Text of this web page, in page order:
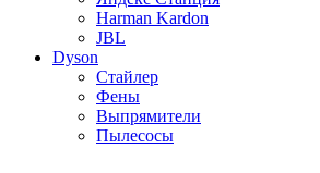
Harman Kardon
JBL
Dyson
Стайлер
Фены
Выпрямители
Пылесосы